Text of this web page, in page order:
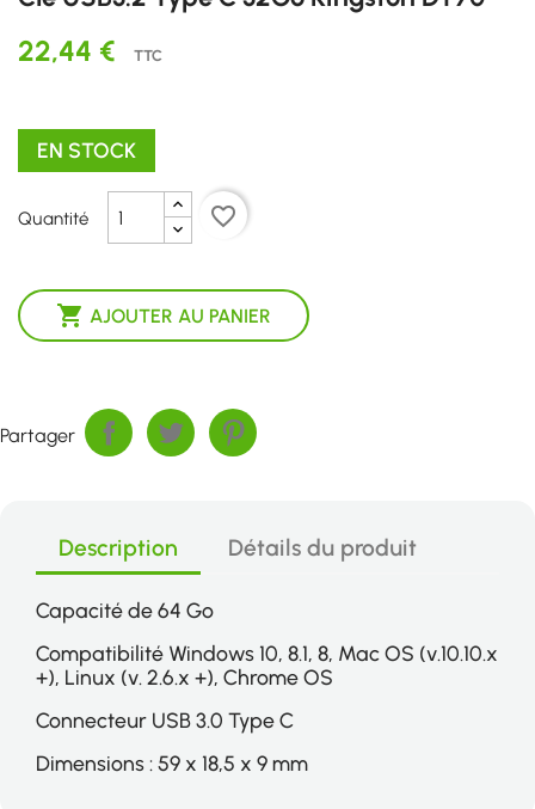
22,44 € TTC
EN STOCK
Quantité
 AJOUTER AU PANIER
favorite_border
Partager
Description Détails du produit
Capacité de 64 Go
Compatibilité Windows 10, 8.1, 8, Mac OS (v.10.10.x
+), Linux (v. 2.6.x +), Chrome OS
Connecteur USB 3.0 Type C
Dimensions : 59 x 18,5 x 9 mm